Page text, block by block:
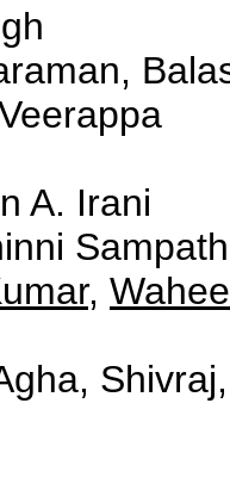
A. Irani
Sampath
,